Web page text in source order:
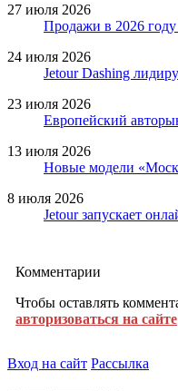
27 июля 2026
Продажи в 2026
24 июля 2026
Jetour Dashing
23 июля 2026
Европейский
13 июля 2026
Новые модели
8 июля 2026
Jetour запускает
Комментарии
Чтобы оставлять
авторизоваться на сайте
Вход на сайт Рассылка